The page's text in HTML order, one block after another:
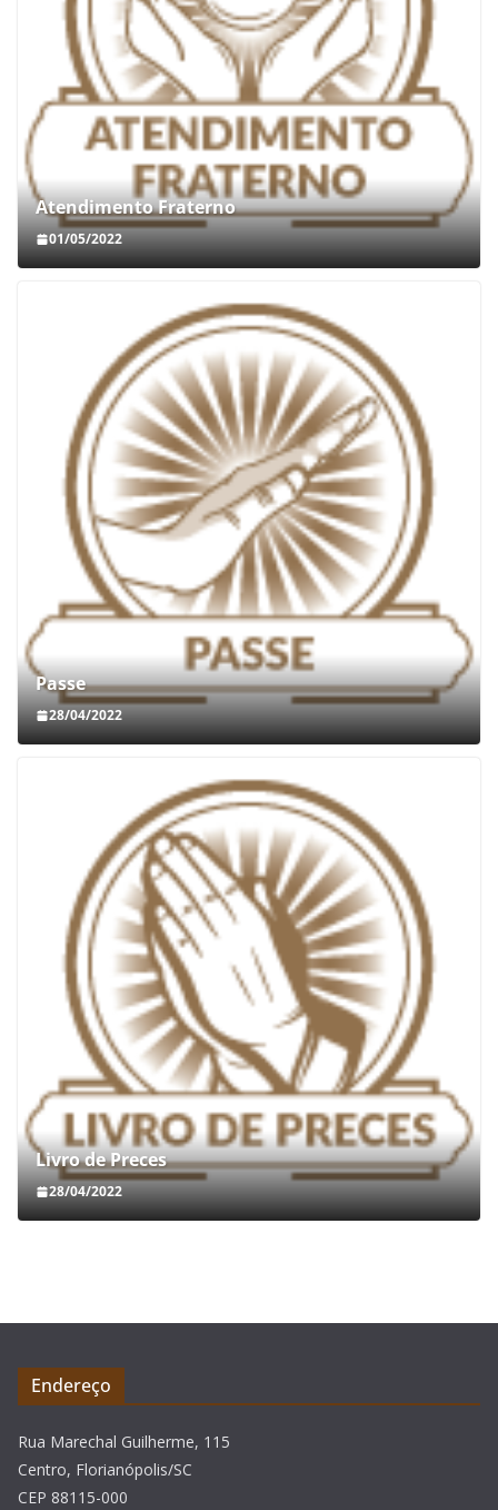
Atendimento Fraterno
01/05/2022
Passe
28/04/2022
Livro de Preces
28/04/2022
Endereço
Rua Marechal Guilherme, 115
Centro, Florianópolis/SC
CEP 88115-000